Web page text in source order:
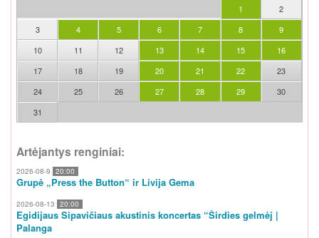
1
2
3
4 5 6 7 8
9
10
11 12 13 14 15
16
17
18 19 20 21 22
23
24
25 26 27 28 29
30
31
Artėjantys renginiai:
2026-08-9 20:00
Grupė „Press the Button“ ir Livija Gema
2026-08-13 20:00
Egidijaus Sipavičiaus akustinis koncertas “Širdies gelmėj |
Palanga